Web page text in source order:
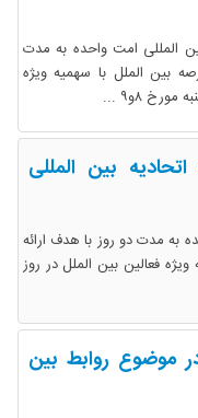
المللی امت واحده به مدت
بین الملل با سهمیه ویژه
۸و۹ ...
اتحادیه بین المللی
به مدت دو روز با هدف ارائه
فعالین بین الملل در روز
موضوع روابط بین